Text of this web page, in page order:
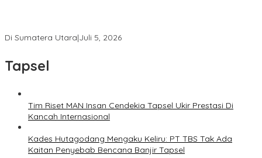
Di Sumatera Utara|Juli 5, 2026
Tapsel
Tim Riset MAN Insan Cendekia Tapsel Ukir Prestasi Di
Kancah Internasional
Kades Hutagodang Mengaku Keliru: PT TBS Tak Ada
Kaitan Penyebab Bencana Banjir Tapsel